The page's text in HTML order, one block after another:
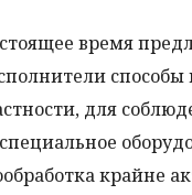
время
для
крайне